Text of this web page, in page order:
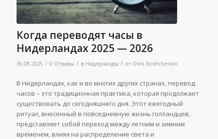
Когда переводят часы в
Нидерландах 2025 — 2026
30.08.2025 / 0 Отзывы / в Нидерланды / от Olek Roshchenko
В Нидерландах, как и во многих других странах, перевод
часов – это традиционная практика, которая продолжает
существовать до сегодняшнего дня. Этот ежегодный
ритуал, внесенный в повседневную жизнь голландцев,
представляет собой переход между летним и зимним
временем, влияя на распределение света и